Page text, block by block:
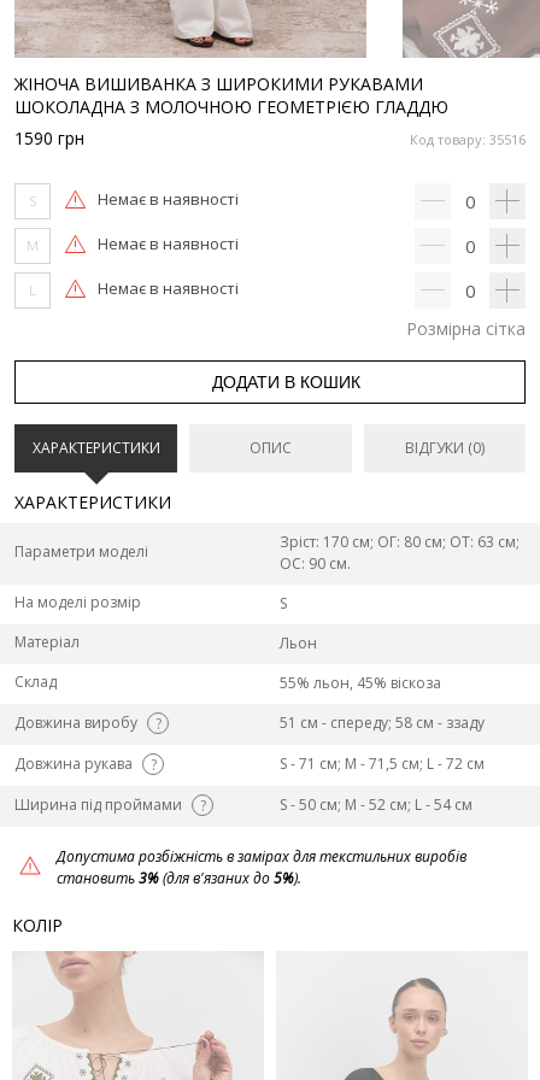
ЖІНОЧА ВИШИВАНКА З ШИРОКИМИ РУКАВАМИ
ШОКОЛАДНА З МОЛОЧНОЮ ГЕОМЕТРІЄЮ ГЛАДДЮ
Код товару: 35516
1590 грн
S Немає в наявності 0
M Немає в наявності 0
L Немає в наявності 0
Розмірна сітка
ДОДАТИ В КОШИК
ХАРАКТЕРИСТИКИ ОПИС ВІДГУКИ (0)
ХАРАКТЕРИСТИКИ
Параметри моделі
Зріст: 170 см; ОГ: 80 см; ОТ: 63 см;
ОС: 90 см.
На моделі розмір
S
Матеріал
Льон
Склад
55% льон, 45% віскоза
Довжина виробу
?
51 см - спереду; 58 см - ззаду
Довжина рукава
?
S - 71 см; M - 71,5 см; L - 72 см
Ширина під проймами
? S - 50 см; M - 52 см; L - 54 см
Допустима розбіжність в замірах для текстильних виробів
становить3%(для в'язаних до5%).
КОЛІР